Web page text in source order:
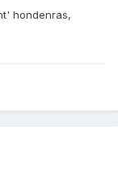
hondenras,